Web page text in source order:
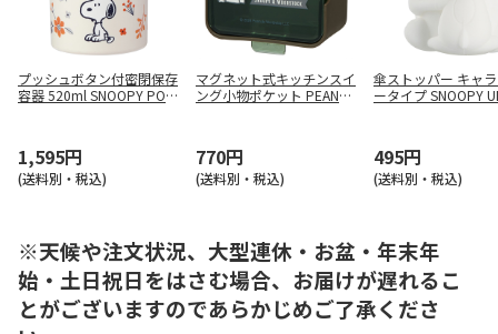
プッシュボタン付密閉保存
容器 520ml SNOOPY POS
1,595円
(送料別・税込)
マグネット式キッチンスイ
ング小物ポケット PEANUT
770円
(送料別・税込)
傘ストッパー キャ
ータイプ SNOOPY
495円
(送料別・税込)
※天候や注文状況、大型連休・お盆・年末年
始・土日祝日をはさむ場合、お届けが遅れるこ
とがございますのであらかじめご了承くださ